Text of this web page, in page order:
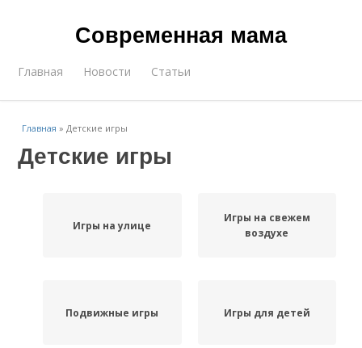
Современная мама
Главная Новости Статьи
Главная »Детские игры
Детские игры
Игры на улице
Игры на свежем
воздухе
Подвижные игры Игры для детей